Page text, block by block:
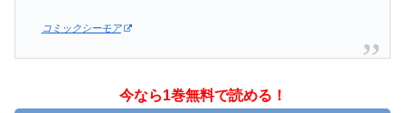
コミックシーモア
今なら1巻無料で読める！